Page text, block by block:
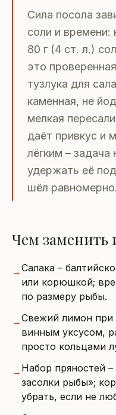
Сила посола
соли и времени:
80 г (4 ст. л.)
это
тузлука для
каменная, не
мелкая
даёт привкус и
лёгким – задача
удержать её
шёл равномерно.
Чем заменить
→Салака –
или корюшкой;
по размеру рыбы.
→Свежий лимон при
винным уксусом,
просто кольцами
→ Набор пряностей
засолки рыбы»;
убрать, если не